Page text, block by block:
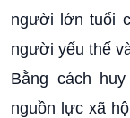
người lớn tuổi
người yếu thế
Bằng cách
nguồn lực xã